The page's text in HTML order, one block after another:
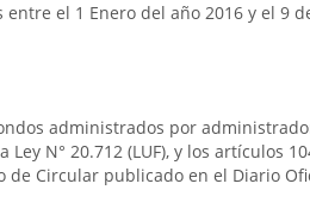
el 1 Enero del año 2016 y el 9
administrados por
N° 20.712 (LUF), y los artículos
de Circular publicado en el Diario